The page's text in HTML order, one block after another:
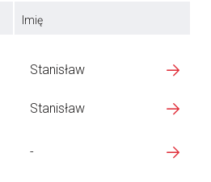
Imię
Stanisław
Stanisław
-